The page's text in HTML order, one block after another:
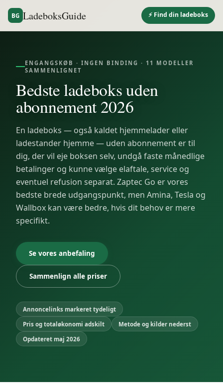
BG LadeboksGuide ⚡ Find din ladeboks
ENGANGSKØB · INGEN BINDING · 11 MODELLER
SAMMENLIGNET
Bedste ladeboks uden
abonnement 2026
En ladeboks — også kaldet hjemmelader eller
ladestander hjemme — uden abonnement er til
dig, der vil eje boksen selv, undgå faste månedlige
betalinger og kunne vælge elaftale, service og
eventuel refusion separat. Zaptec Go er vores
bedste brede udgangspunkt, men Amina, Tesla og
Wallbox kan være bedre, hvis dit behov er mere
specifikt.
Se vores anbefaling
Sammenlign alle priser
Annoncelinks markeret tydeligt
Pris og totaløkonomi adskilt
Metode og kilder nederst
Opdateret maj 2026